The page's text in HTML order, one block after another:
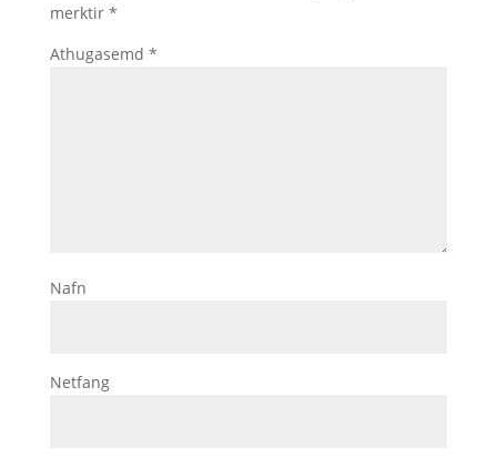
merktir *
Athugasemd *
Nafn
Netfang